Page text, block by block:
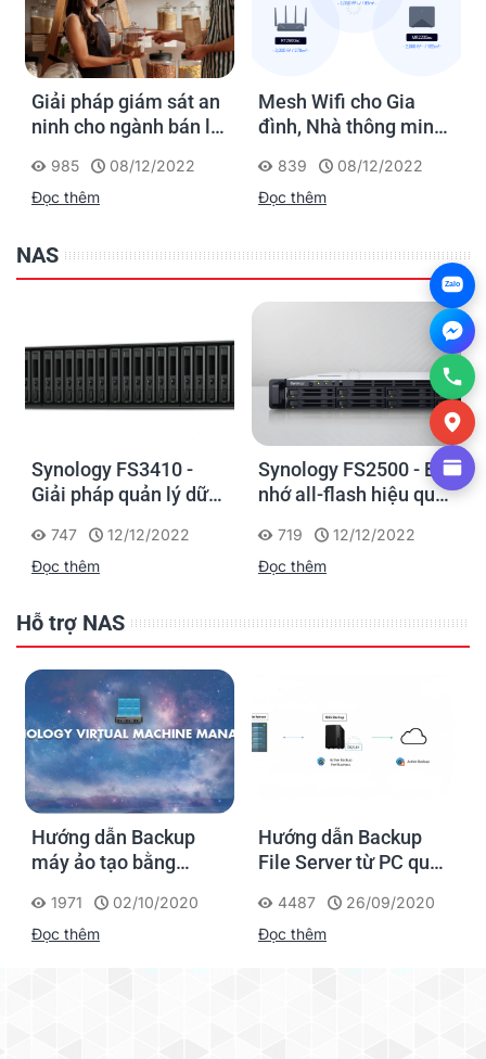
Giải pháp giám sát an
ninh cho ngành bán lẻ
985
08/12/2022
Đọc thêm
Mesh Wifi cho Gia
đình, Nhà thông minh
phòng nhỏ
839
08/12/2022
Đọc thêm
NAS
Synology FS3410 -
Giải pháp quản lý dữ
kiệm chi phí cho
doanh nghiệp vừa và
747
12/12/2022
Đọc thêm
Synology FS2500 - Bộ
nhớ all-flash hiệu quả
doanh nghiệp vừa và
nhỏ
719
12/12/2022
Đọc thêm
Hỗ trợ NAS
Hướng dẫn Backup
máy ảo tạo bằng
Manager trong NAS
Synology
1971
02/10/2020
Đọc thêm
Hướng dẫn Backup
File Server từ PC qua
4487
26/09/2020
Đọc thêm
Zalo